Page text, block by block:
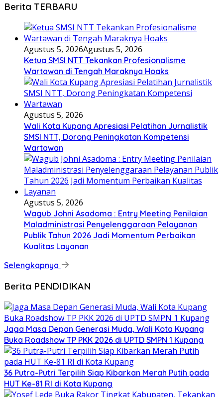
Berita TERBARU
Agustus 5, 2026Agustus 5, 2026
Ketua SMSI NTT Tekankan Profesionalisme
Wartawan di Tengah Maraknya Hoaks
Agustus 5, 2026
Wali Kota Kupang Apresiasi Pelatihan Jurnalistik
SMSI NTT, Dorong Peningkatan Kompetensi
Wartawan
Agustus 5, 2026
Wagub Johni Asadoma : Entry Meeting Penilaian
Maladministrasi Penyelenggaraan Pelayanan
Publik Tahun 2026 Jadi Momentum Perbaikan
Kualitas Layanan
Selengkapnya
Berita PENDIDIKAN
Jaga Masa Depan Generasi Muda, Wali Kota Kupang
Buka Roadshow TP PKK 2026 di UPTD SMPN 1 Kupang
36 Putra-Putri Terpilih Siap Kibarkan Merah Putih pada
HUT Ke-81 RI di Kota Kupang